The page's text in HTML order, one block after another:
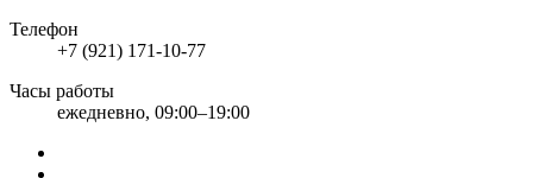
Телефон
+7 (921) 171-10-77
Часы работы
ежедневно, 09:00–19:00